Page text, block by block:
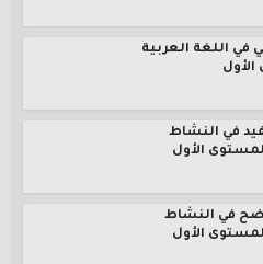
في اللغة العربية
في النشاط
الأول
في النشاط
الأول